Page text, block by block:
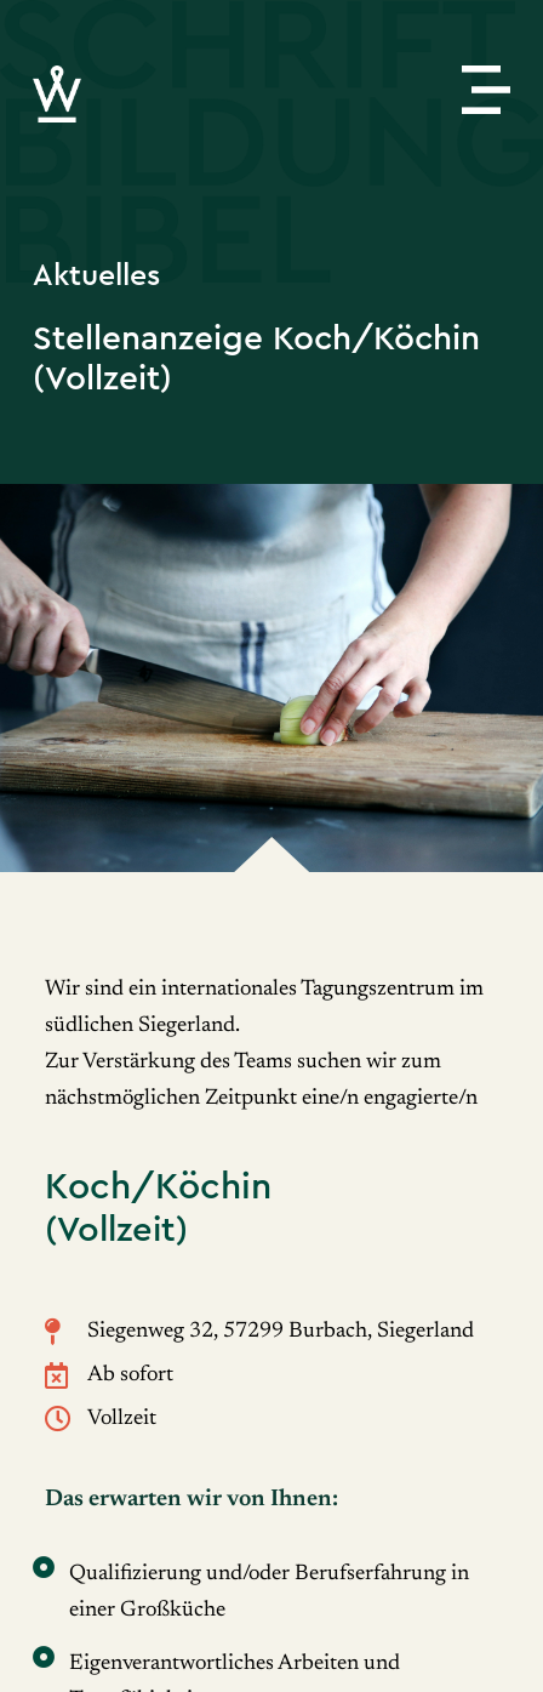
Aktuelles
Stellenanzeige Koch/Köchin
(Vollzeit)
Wir sind ein internationales Tagungszentrum im
südlichen Siegerland.
Zur Verstärkung des Teams suchen wir zum
nächstmöglichen Zeitpunkt eine/n engagierte/n
Koch/Köchin
(Vollzeit)
Siegenweg 32, 57299 Burbach, Siegerland
Ab sofort
Vollzeit
Das erwarten wir von Ihnen:
Qualifizierung und/oder Berufserfahrung in
einer Großküche
Eigenverantwortliches Arbeiten und